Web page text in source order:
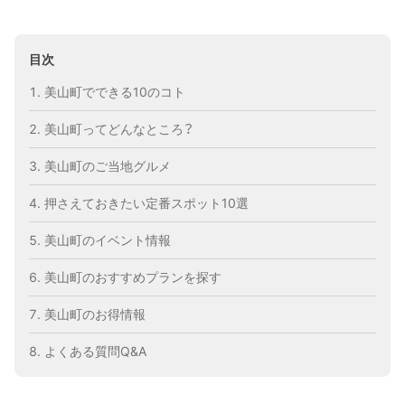
目次
美山町でできる10のコト
美山町ってどんなところ？
美山町のご当地グルメ
押さえておきたい定番スポット10選
美山町のイベント情報
美山町のおすすめプランを探す
美山町のお得情報
よくある質問Q&A